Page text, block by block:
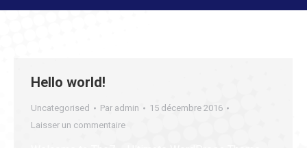
Hello world!
Uncategorised Par admin
15 décembre 2016
Laisser un commentaire